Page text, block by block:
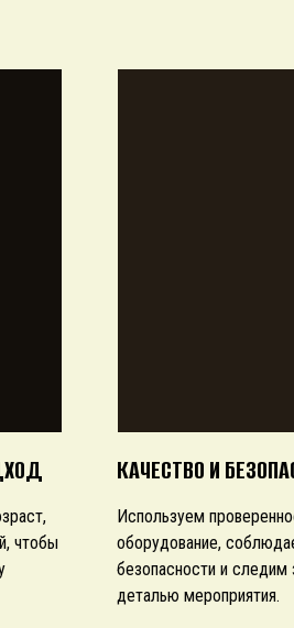
Используем
оборудование,
безопасности и следим
деталью мероприятия.
чтобы
КАЧЕСТВО И